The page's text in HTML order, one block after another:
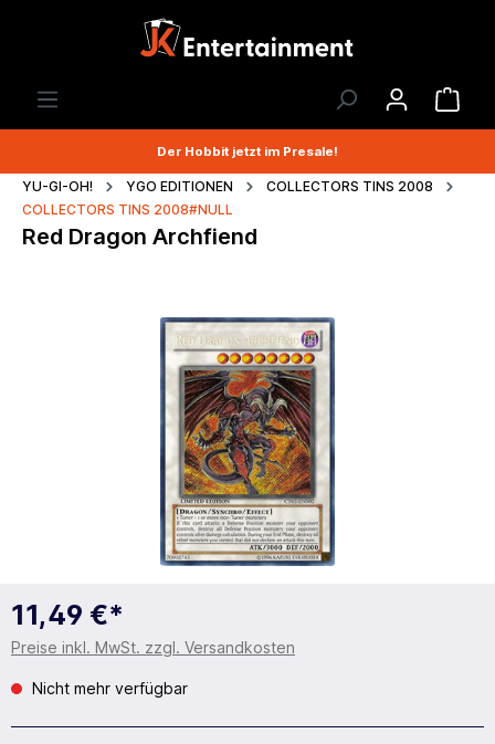
Der Hobbit jetzt im Presale!
YU-GI-OH! YGO EDITIONEN
COLLECTORS TINS 2008
COLLECTORS TINS 2008#NULL
Red Dragon Archfiend
11,49 €*
Preise inkl. MwSt. zzgl. Versandkosten
Nicht mehr verfügbar